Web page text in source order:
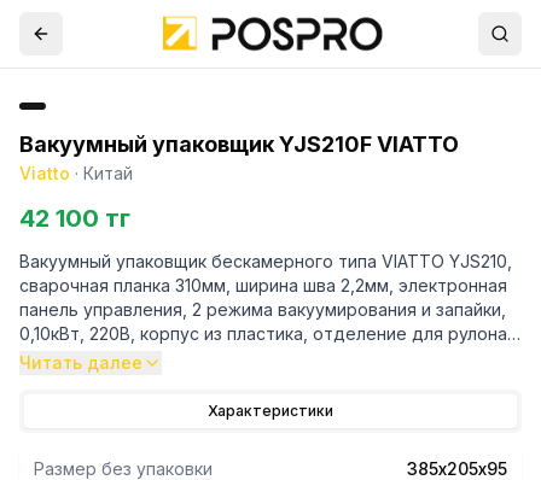
Вакуумный упаковщик YJS210F VIATTO
Viatto · Китай
42 100 тг
Вакуумный упаковщик бескамерного типа VIATTO YJS210,
сварочная планка 310мм, ширина шва 2,2мм, электронная
панель управления, 2 режима вакуумирования и запайки,
0,10кВт, 220В, корпус из пластика, отделение для рулона
пленки, нож для обрезки пакетов. В данной модели
изготовленные из гофрированной пленки.
Читать далее
Характеристики
Размер без упаковки 385х205х95